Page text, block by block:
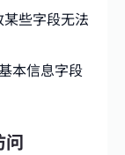
些字段无法
本信息字段
问